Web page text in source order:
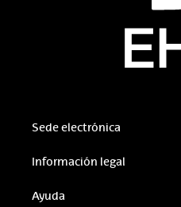
Sede electrónica
Información legal
Ayuda